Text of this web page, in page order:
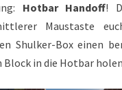
Hotbar Handoff!
Maustaste
Shulker-Box einen
in die Hotbar